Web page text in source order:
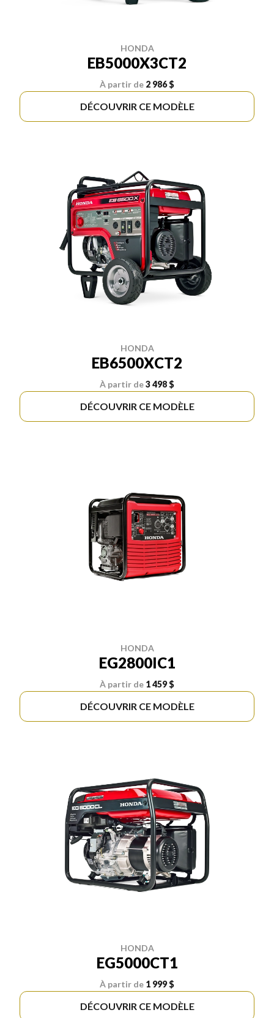
HONDA
EB5000X3CT2
À partir de 2 986 $
DÉCOUVRIR CE MODÈLE
HONDA
EB6500XCT2
À partir de3 498 $
DÉCOUVRIR CE MODÈLE
HONDA
EG2800IC1
À partir de 1 459 $
DÉCOUVRIR CE MODÈLE
HONDA
EG5000CT1
À partir de 1 999 $
DÉCOUVRIR CE MODÈLE